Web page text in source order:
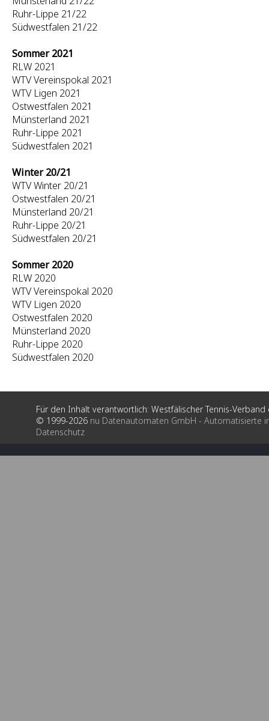
Ruhr-Lippe 21/22
Südwestfalen 21/22
Sommer 2021
RLW 2021
WTV Vereinspokal 2021
WTV Ligen 2021
Ostwestfalen 2021
Münsterland 2021
Ruhr-Lippe 2021
Südwestfalen 2021
Winter 20/21
WTV Winter 20/21
Ostwestfalen 20/21
Münsterland 20/21
Ruhr-Lippe 20/21
Südwestfalen 20/21
Sommer 2020
RLW 2020
WTV Vereinspokal 2020
WTV Ligen 2020
Ostwestfalen 2020
Münsterland 2020
Ruhr-Lippe 2020
Südwestfalen 2020
Für den Inhalt verantwortlich: Westfälischer Tennis-Verband
© 1999-2026 nu Datenautomaten GmbH - Automatisierte
Datenschutz